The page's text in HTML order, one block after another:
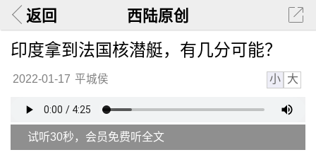
返回 西陆原创
印度拿到法国核潜艇，有几分可能？
2022-01-17 平城侯 小 大
试听30秒，会员免费听全文